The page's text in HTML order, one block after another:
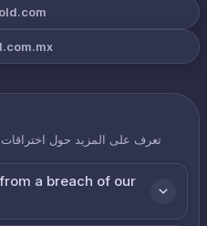
تعرف على المزيد حول اختراقات
a breach of our